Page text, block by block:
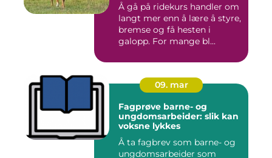
Å gå på ridekurs handler om
langt mer enn å lære å styre,
bremse og få hesten i
galopp. For mange bl...
09. mar
Fagprøve barne- og
ungdomsarbeider: slik kan
voksne lykkes
Å ta fagbrev som barne- og
ungdomsarbeider som